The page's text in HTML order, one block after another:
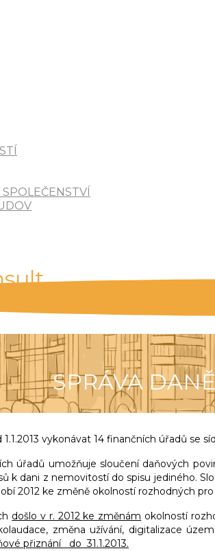
SPRÁVA
vykonávat 14 finančních úřadů se
úřadů umožňuje sloučení daňových
k dani z nemovitostí do spisu jediného.
2012 ke změně okolností rozhodných
došlo v r. 2012 ke změnám okolností
změna užívání, digitalizace
přiznání do 31.1.2013.